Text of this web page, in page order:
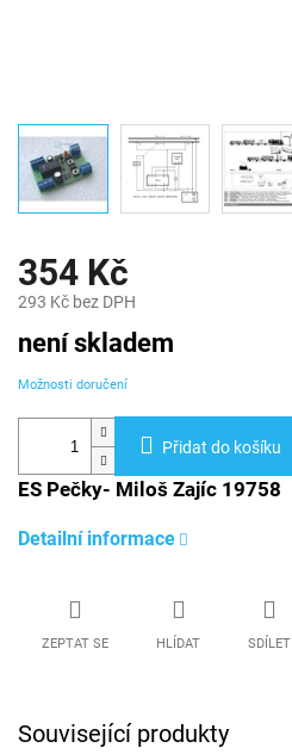
354 Kč
293 Kč bez DPH
cena:
není skladem
Možnosti doručení
Přidat do košíku
ES Pečky- Miloš Zajíc 19758
Detailní informace
ZEPTAT SE HLÍDAT SDÍLET
Související produkty